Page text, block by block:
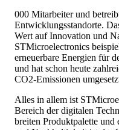
000 Mitarbeiter und
Entwicklungsstandorte.
Wert auf Innovation und
STMicroelectronics
erneuerbare Energien für
und hat schon heute
CO2-Emissionen
Alles in allem ist
Bereich der digitalen
breiten Produktpalette und